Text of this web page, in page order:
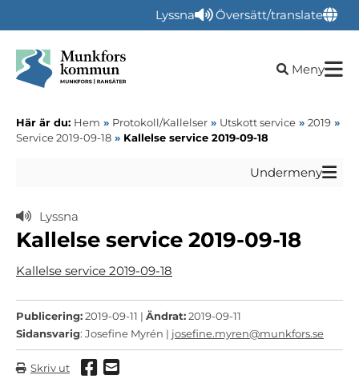
Lyssna Översätt/translate
Öppna
Meny
Här är du: Hem » Protokoll/Kallelser » Utskott service » 2019 »
Service 2019-09-18 » Kallelse service 2019-09-18
Undermeny
Lyssna
Kallelse service 2019-09-18
Kallelse service 2019-09-18
Publicering:2019-09-11 | Ändrat:2019-09-11
Sidansvarig: Josefine Myrén | josefine.myren@munkfors.se
Skriv ut Dela via Facebook
Dela via mail